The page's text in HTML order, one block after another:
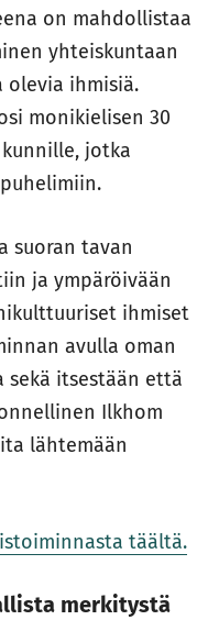
on mahdollistaa
yhteiskuntaan
ihmisiä.
monikielisen 30
jotka
suoran tavan
ja ympäröivään
ihmiset
avulla oman
sekä itsestään että
Ilkhom
lähtemään
täältä.
merkitystä